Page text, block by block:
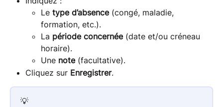
Le type d’absence (congé, maladie,
formation, etc.).
La période concernée (date et/ou créneau
horaire).
Une note (facultative).
Cliquez sur Enregistrer.
💡